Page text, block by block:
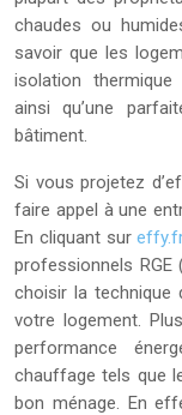
chaudes ou
savoir que les
isolation
ainsi qu’une
bâtiment.
Si vous projetez
faire appel à une
En cliquant sur
professionnels RGE
choisir la technique
votre logement.
performance
chauffage tels que
bon ménage. En